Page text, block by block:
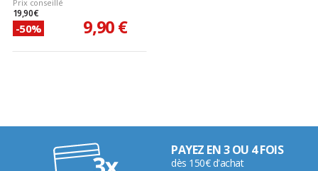
Prix conseillé
19,90 €
-50% 9,90 €
PAYEZ EN 3 OU 4 FOIS
dès 150€ d'achat